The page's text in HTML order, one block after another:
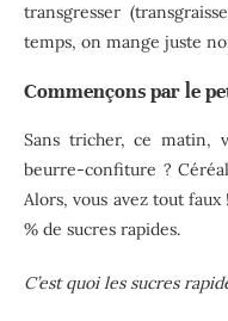
transgresser
temps, on mange juste
Commençons par le
Sans tricher, ce matin,
beurre-confiture ?
Alors, vous avez tout
% de sucres rapides.
C’est quoi les sucres